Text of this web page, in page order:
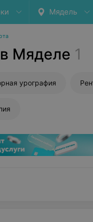
Мядель
Мяделе 1
урография